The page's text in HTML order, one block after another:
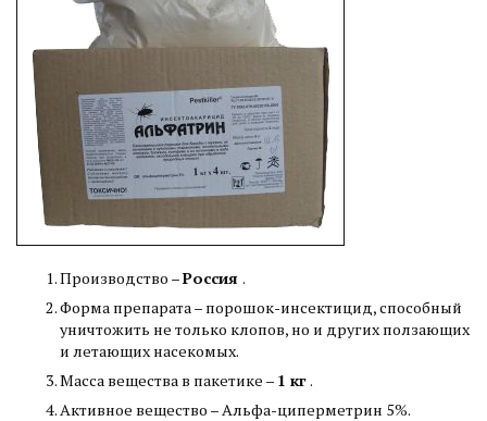
Производство –Россия .
Форма препарата – порошок-инсектицид, способный
уничтожить не только клопов, но и других ползающих
и летающих насекомых.
Масса вещества в пакетике – 1 кг .
Активное вещество – Альфа-циперметрин 5%.